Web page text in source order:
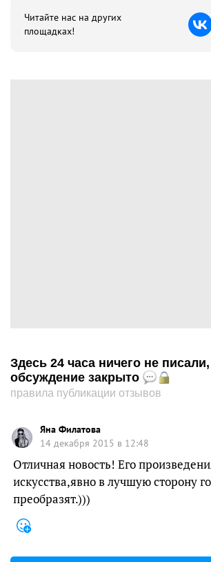
Читайте нас на других
площадках!
Здесь 24 часа ничего не
обсуждение закрыто
правила публикации отзывов
Яна Филатова
14 декабря 2015 в 12:48
Отличная новость! Его
искусства,явно в лучшую сторону
преобразят.)))